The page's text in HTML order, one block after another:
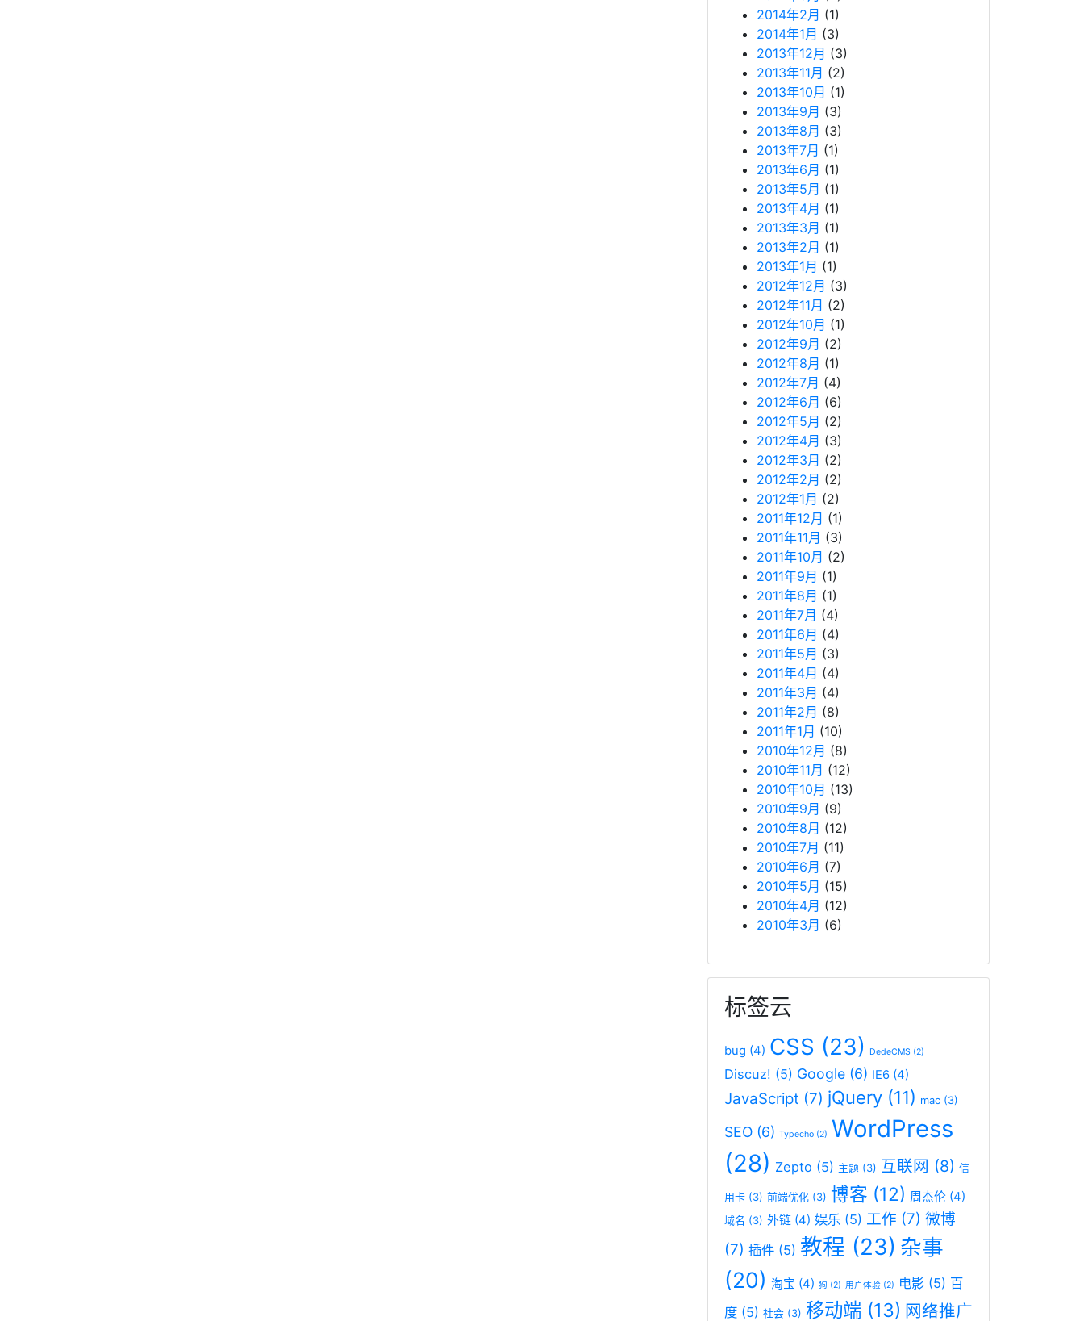
2014年2月 (1)
2014年1月 (3)
2013年12月 (3)
2013年11月 (2)
2013年10月 (1)
2013年9月 (3)
2013年8月 (3)
2013年7月 (1)
2013年6月 (1)
2013年5月 (1)
2013年4月 (1)
2013年3月 (1)
2013年2月 (1)
2013年1月 (1)
2012年12月 (3)
2012年11月 (2)
2012年10月 (1)
2012年9月 (2)
2012年8月 (1)
2012年7月 (4)
2012年6月 (6)
2012年5月 (2)
2012年4月 (3)
2012年3月 (2)
2012年2月 (2)
2012年1月 (2)
2011年12月 (1)
2011年11月 (3)
2011年10月 (2)
2011年9月 (1)
2011年8月 (1)
2011年7月 (4)
2011年6月 (4)
2011年5月 (3)
2011年4月 (4)
2011年3月 (4)
2011年2月 (8)
2011年1月 (10)
2010年12月 (8)
2010年11月 (12)
2010年10月 (13)
2010年9月 (9)
2010年8月 (12)
2010年7月 (11)
2010年6月 (7)
2010年5月 (15)
2010年4月 (12)
2010年3月 (6)
标签云
bug (4) CSS (23) DedeCMS (2)
Discuz! (5) Google (6) IE6 (4)
JavaScript (7) jQuery (11) mac (3)
SEO (6) Typecho (2) WordPress
(28) Zepto (5) 主题 (3) 互联网 (8) 信
用卡 (3) 前端优化 (3) 博客 (12) 周杰伦 (4)
域名 (3) 外链 (4) 娱乐 (5) 工作 (7) 微博
(7) 插件 (5) 教程 (23) 杂事
(20) 淘宝 (4) 狗 (2) 用户体验 (2) 电影 (5) 百
度 (5) 社会 (3) 移动端 (13) 网络推广